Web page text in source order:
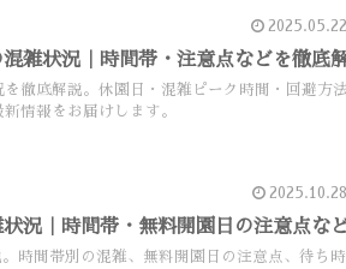
2025.05.22
混雑状況｜時間帯・注意点などを徹底
徹底解説。休園日・混雑ピーク時間・回避方
情報をお届けします。
2025.10.28
況｜時間帯・無料開園日の注意点な
時間帯別の混雑、無料開園日の注意点、待ち時